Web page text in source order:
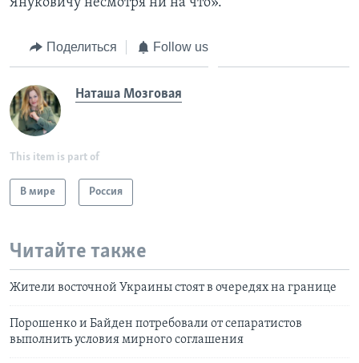
Поделиться Follow us
Наташа Мозговая
This item is part of
В мире Россия
Читайте также
Жители восточной Украины стоят в очередях на границе
Порошенко и Байден потребовали от сепаратистов
выполнить условия мирного соглашения